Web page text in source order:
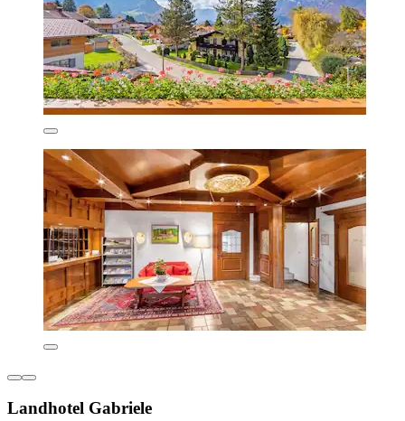
Landhotel Gabriele